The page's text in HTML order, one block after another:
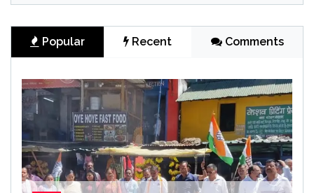
Popular Recent Comments